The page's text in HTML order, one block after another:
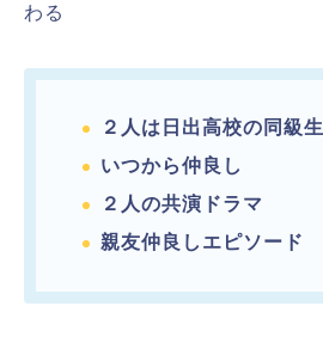
わる
２人は日出高校の同級生
いつから仲良し
２人の共演ドラマ
親友仲良しエピソード